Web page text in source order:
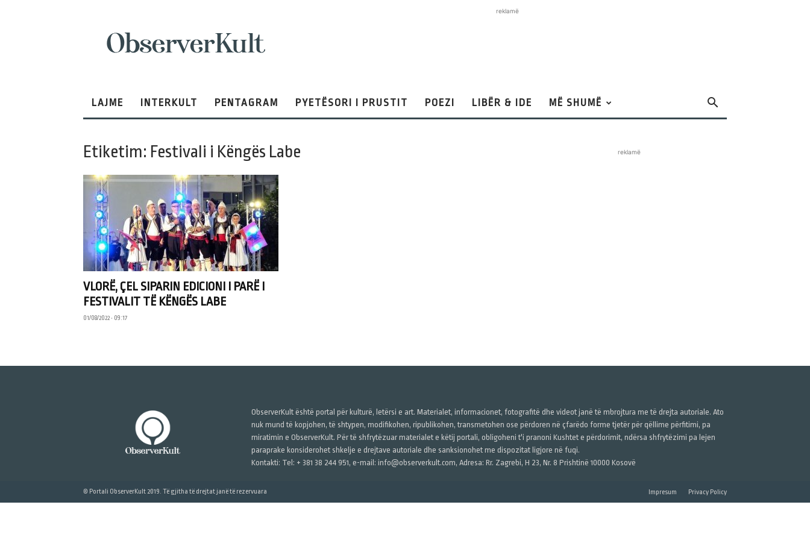
reklamë
LAJME INTERKULT PENTAGRAM PYETËSORI I PRUSTIT POEZI LIBËR & IDE MË SHUMË
Etiketim: Festivali i Këngës Labe
VLORË, ÇEL SIPARIN EDICIONI I PARË I
FESTIVALIT TË KËNGËS LABE
01/08/2022 • 09:17
reklamë
ObserverKult është portal për kulturë, letërsi e art. Materialet, informacionet, fotografitë dhe videot janë të mbrojtura me të drejta autoriale. Ato
nuk mund të kopjohen, të shtypen, modifikohen, ripublikohen, transmetohen ose përdoren në çfarëdo forme tjetër për qëllime përfitimi, pa
miratimin e ObserverKult. Për të shfrytëzuar materialet e këtij portali, obligoheni t'i pranoni Kushtet e përdorimit, ndërsa shfrytëzimi pa lejen
paraprake konsiderohet shkelje e drejtave autoriale dhe sanksionohet me dispozitat ligjore në fuqi.
Kontakti: Tel: + 381 38 244 951, e-mail: info@observerkult.com, Adresa: Rr. Zagrebi, H 23, Nr. 8 Prishtinë 10000 Kosovë
Impresum Privacy Policy
© Portali ObserverKult 2019. Të gjitha të drejtat janë të rezervuara